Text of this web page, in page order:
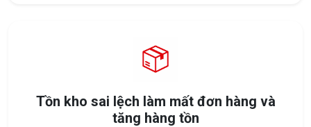
Tồn kho sai lệch làm mất đơn hàng và
tăng hàng tồn